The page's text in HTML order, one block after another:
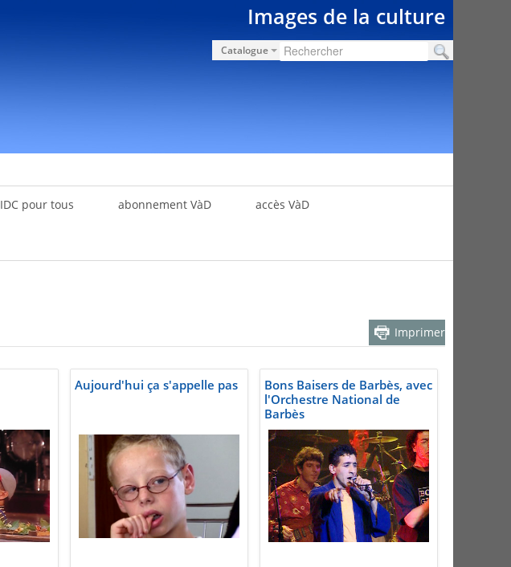
Images de la culture
Catalogue
IDC pour tous abonnement VàD accès VàD
Imprimer
Aujourd'hui ça s'appelle pas
Bons Baisers de Barbès, avec
l'Orchestre National de
Barbès